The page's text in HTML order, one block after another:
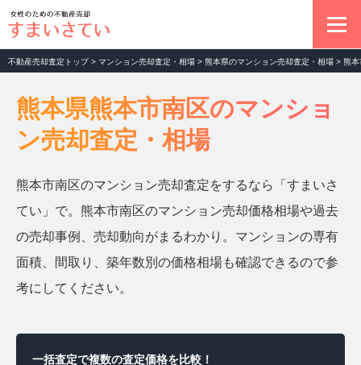
不動産売却の基本
マンション売却査定
土地売却査定
一戸建て売却査定
不動産売却査定トップ > マンション売却査定・相場 > 熊本県のマンション売却査定・相場 > 熊本
熊本県熊本市南区のマンショ
ン売却査定・相場
熊本市南区のマンション売却査定をするなら「すまいさ
てい」で。熊本市南区のマンション売却価格相場や過去
の売却事例、売却動向がまるわかり。マンションの専有
面積、間取り、築年数別の価格相場も確認できるので参
考にしてください。
一括査定で複数の査定価格を比較！